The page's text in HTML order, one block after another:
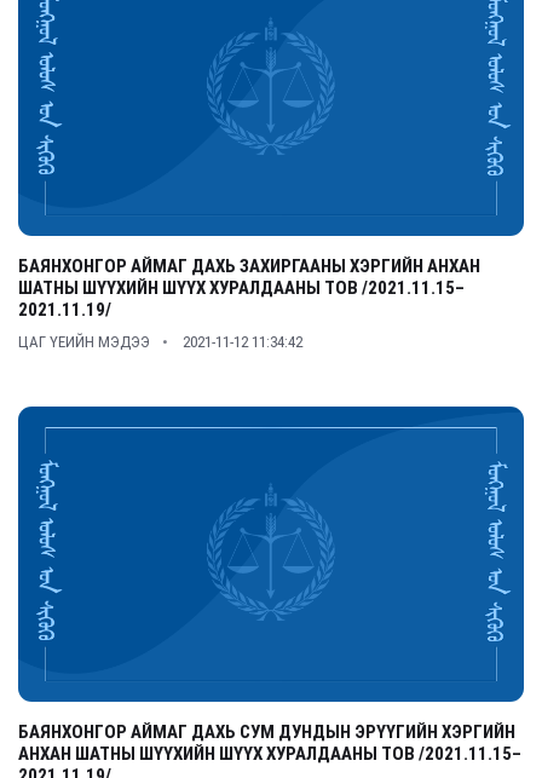
БАЯНХОНГОР АЙМАГ ДАХЬ ЗАХИРГААНЫ ХЭРГИЙН АНХАН
ШАТНЫ ШҮҮХИЙН ШҮҮХ ХУРАЛДААНЫ ТОВ /2021.11.15–
2021.11.19/
ЦАГ ҮЕИЙН МЭДЭЭ 2021-11-12 11:34:42
БАЯНХОНГОР АЙМАГ ДАХЬ СУМ ДУНДЫН ЭРҮҮГИЙН ХЭРГИЙН
АНХАН ШАТНЫ ШҮҮХИЙН ШҮҮХ ХУРАЛДААНЫ ТОВ /2021.11.15–